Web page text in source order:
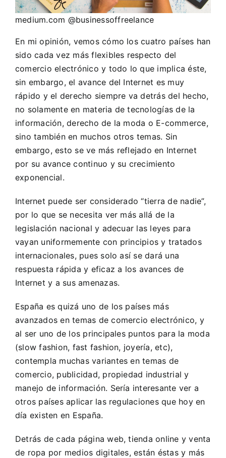
medium.com @businessoffreelance
En mi opinión, vemos cómo los cuatro países han
sido cada vez más flexibles respecto del
comercio electrónico y todo lo que implica éste,
sin embargo, el avance del Internet es muy
rápido y el derecho siempre va detrás del hecho,
no solamente en materia de tecnologías de la
información, derecho de la moda o E-commerce,
sino también en muchos otros temas. Sin
embargo, esto se ve más reflejado en Internet
por su avance continuo y su crecimiento
exponencial.
Internet puede ser considerado “tierra de nadie”,
por lo que se necesita ver más allá de la
legislación nacional y adecuar las leyes para
vayan uniformemente con principios y tratados
internacionales, pues solo así se dará una
respuesta rápida y eficaz a los avances de
Internet y a sus amenazas.
España es quizá uno de los países más
avanzados en temas de comercio electrónico, y
al ser uno de los principales puntos para la moda
(slow fashion, fast fashion, joyería, etc),
contempla muchas variantes en temas de
comercio, publicidad, propiedad industrial y
manejo de información. Sería interesante ver a
otros países aplicar las regulaciones que hoy en
día existen en España.
Detrás de cada página web, tienda online y venta
de ropa por medios digitales, están éstas y más